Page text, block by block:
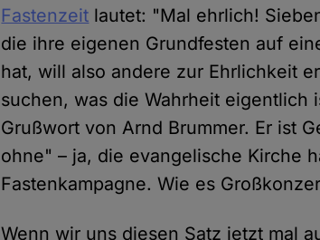
Fastenzeit lautet: "Mal ehrlich!
die ihre eigenen Grundfesten auf
hat, will also andere zur Ehrlichkeit
suchen, was die Wahrheit
Grußwort von Arnd Brummer. Er ist
ohne" – ja, die evangelische Kirche
Fastenkampagne. Wie es
Wenn wir uns diesen Satz jetzt mal